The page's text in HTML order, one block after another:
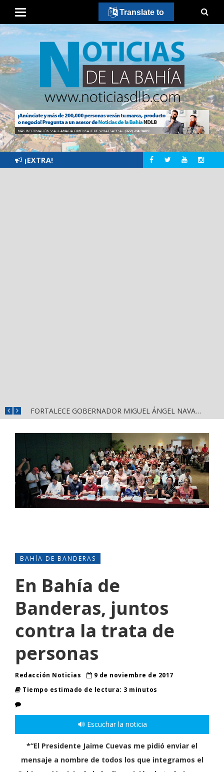
¡EXTRA!
FORTALECE GOBERNADOR MIGUEL ÁNGEL NAVARRO LA COORDINACIÓN CON EL SECTOR EDUCATIVO EN NAYARIT
BAHÍA DE BANDERAS
En Bahía de
Banderas, juntos
contra la trata de
personas
Redacción Noticias
9 de noviembre de 2017
Tiempo estimado de lectura: 3 minutos
🔊 Escuchar la noticia
*“El Presidente Jaime Cuevas me pidió enviar el
mensaje a nombre de todos los que integramos el
Translate to